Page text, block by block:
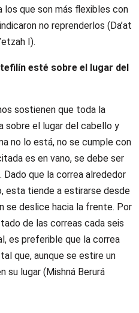
que son más flexibles con
no reprenderlos (Da’at
I).
esté sobre el lugar del
sostienen que toda la
sobre el lugar del cabello y
no lo está, no se cumple con
es en vano, se debe ser
que la correa alrededor
esta tiende a estirarse desde
se deslice hacia la frente. Por
de las correas cada seis
es preferible que la correa
que, aunque se estire un
su lugar (Mishná Berurá